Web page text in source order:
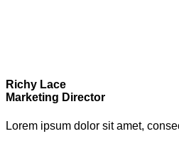
Richy Lace
Marketing Director
Lorem ipsum dolor sit amet,